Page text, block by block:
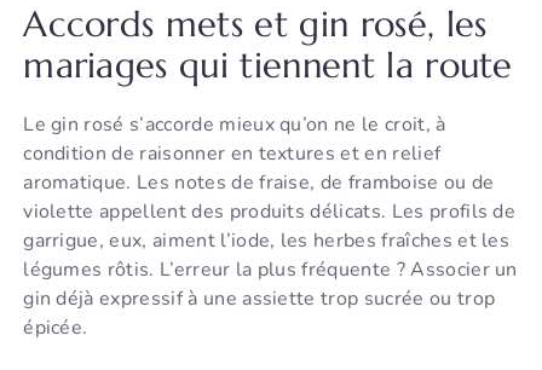
Accords mets et gin rosé, les
mariages qui tiennent la route
Le gin rosé s’accorde mieux qu’on ne le croit, à
condition de raisonner en textures et en relief
aromatique. Les notes de fraise, de framboise ou de
violette appellent des produits délicats. Les profils de
garrigue, eux, aiment l’iode, les herbes fraîches et les
légumes rôtis. L’erreur la plus fréquente ? Associer un
gin déjà expressif à une assiette trop sucrée ou trop
épicée.